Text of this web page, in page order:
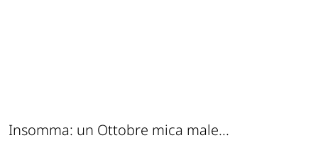
Insomma: un Ottobre mica male...